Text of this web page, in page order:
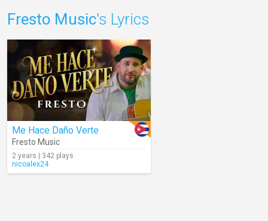
Fresto Music's Lyrics
Me Hace Daño Verte
Fresto Music
2 years | 342 plays
nicoalex24